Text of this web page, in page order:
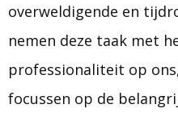
overweldigende en
nemen deze taak met
professionaliteit op
focussen op de